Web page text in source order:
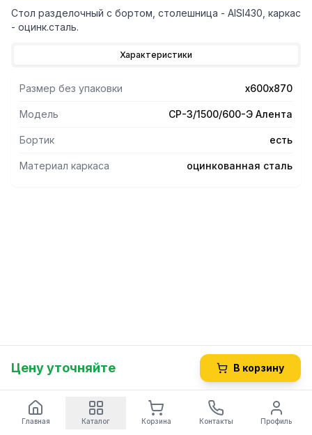
Стол разделочный с бортом, столешница - AISI430, каркас
- оцинк.сталь.
Характеристики
Размер без упаковки х600х870
Модель СР-3/1500/600-Э Алента
Бортик есть
Материал каркаса оцинкованная сталь
Цену уточняйте В корзину
Главная Каталог Корзина Контакты Профиль